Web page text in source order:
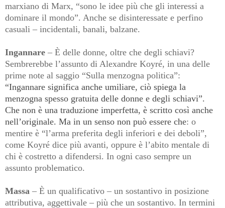
marxiano di Marx, “sono le idee più che gli interessi a
dominare il mondo”. Anche se disinteressate e perfino
casuali – incidentali, banali, balzane.
Ingannare – È delle donne, oltre che degli schiavi?
Sembrerebbe l’assunto di Alexandre Koyré, in una delle
prime note al saggio “Sulla menzogna politica”:
“Ingannare significa anche umiliare, ciò spiega la
menzogna spesso gratuita delle donne e degli schiavi”.
Che non è una traduzione imperfetta, è scritto così anche
nell’originale. Ma in un senso non può essere che: o
mentire è “l’arma preferita degli inferiori e dei deboli”,
come Koyré dice più avanti, oppure è l’abito mentale di
chi è costretto a difendersi. In ogni caso sempre un
assunto problematico.
Massa – È un qualificativo – un sostantivo in posizione
attributiva, aggettivale – più che un sostantivo. In termini